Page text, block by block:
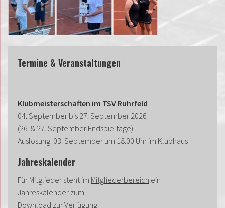
Termine & Veranstaltungen
Klubmeisterschaften im TSV Ruhrfeld
04. September bis 27. September 2026
(26. & 27. September Endspieltage)
Auslosung: 03. September um 18.00 Uhr im Klubhaus
Jahreskalender
Für Mitglieder steht im Mitgliederbereich ein
Jahreskalender zum
Download zur Verfügung.